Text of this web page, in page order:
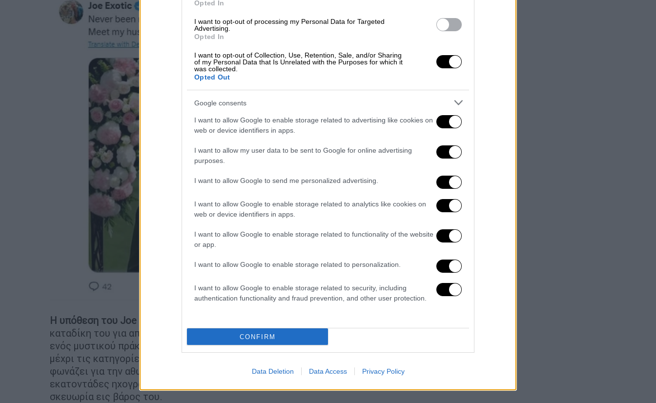
Opted In
I want to opt-out of processing my Personal Data for Targeted
Advertising.
Opted In
I want to opt-out of Collection, Use, Retention, Sale, and/or Sharing
of my Personal Data that Is Unrelated with the Purposes for which it
was collected.
Opted Out
Google consents
I want to allow Google to enable storage related to advertising like cookies on
web or device identifiers in apps.
I want to allow my user data to be sent to Google for online advertising
purposes.
I want to allow Google to send me personalized advertising.
I want to allow Google to enable storage related to analytics like cookies on
web or device identifiers in apps.
I want to allow Google to enable storage related to functionality of the website
or app.
I want to allow Google to enable storage related to personalization.
I want to allow Google to enable storage related to security, including
authentication functionality and fraud prevention, and other user protection.
CONFIRM
Data Deletion Data Access Privacy Policy
Η υπόθεση του Joe Exotic έχει απασχολήσει για χρόνια τα ΜΜΕ
καταδίκη του για απόπειρα εκτέλεσης της ακτιβίστριας Carole Baskin (μέσω
ενός μυστικού πράκτορα του FBI που παρίστανε τον πληρωμένο δολοφόνο),
μέχρι τις κατηγορίες για κακομεταχείριση άγριων ζώων. Ο ίδιος συνεχίζει να
φωνάζει για την αθωότητά του και δηλώνει ότι έχει στην κατοχή του
εκατοντάδες ηχογραφήσεις και βίντεο που – όπως λέει – αποδεικνύουν τη
σκευωρία εις βάρος του.